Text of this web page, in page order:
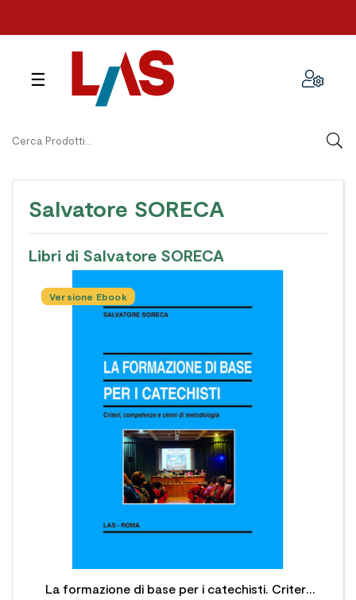
navigazione
☰
Salvatore SORECA
Libri di Salvatore SORECA
Versione Ebook
La formazione di base per i catechisti. Criteri,